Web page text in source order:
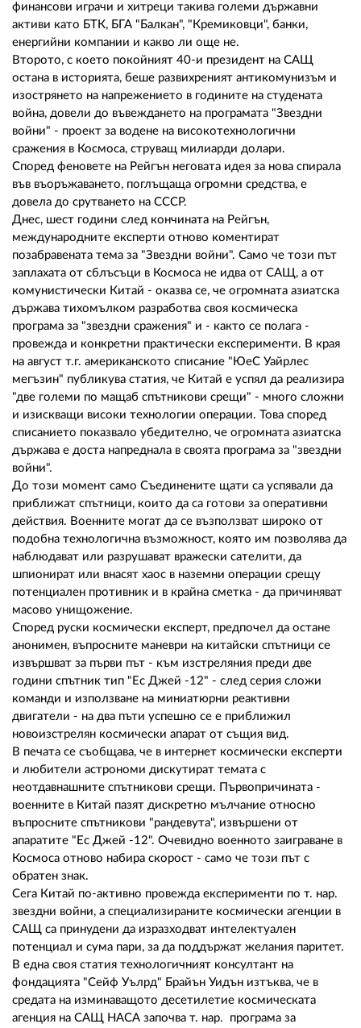
финансови играчи и хитреци такива големи държавни
активи като БТК, БГА "Балкан", "Кремиковци", банки,
енергийни компании и какво ли още не.
Второто, с което покойният 40-и президент на САЩ
остана в историята, беше развихреният антикомунизъм и
изострянето на напрежението в годините на студената
война, довели до въвеждането на програмата "Звездни
войни" - проект за водене на високотехнологични
сражения в Космоса, струващ милиарди долари.
Според феновете на Рейгън неговата идея за нова спирала
във въоръжаването, поглъщаща огромни средства, е
довела до срутването на СССР.
Днес, шест години след кончината на Рейгън,
международните експерти отново коментират
позабравената тема за "Звездни войни". Само че този път
заплахата от сблъсъци в Космоса не идва от САЩ, а от
комунистически Китай - оказва се, че огромната азиатска
държава тихомълком разработва своя космическа
програма за "звездни сражения" и - както се полага -
провежда и конкретни практически експерименти. В края
на август т.г. американското списание "ЮеС Уайрлес
мегъзин" публикува статия, че Китай е успял да реализира
"две големи по мащаб спътникови срещи" - много сложни
и изискващи високи технологии операции. Това според
списанието показвало убедително, че огромната азиатска
държава е доста напреднала в своята програма за "звездни
войни".
До този момент само Съединените щати са успявали да
приближат спътници, които да са готови за оперативни
действия. Военните могат да се възползват широко от
подобна технологична възможност, която им позволява да
наблюдават или разрушават вражески сателити, да
шпионират или внасят хаос в наземни операции срещу
потенциален противник и в крайна сметка - да причиняват
масово унищожение.
Според руски космически експерт, предпочел да остане
анонимен, въпросните маневри на китайски спътници се
извършват за първи път - към изстреляния преди две
години спътник тип "Ес Джей -12" - след серия сложи
команди и използване на миниатюрни реактивни
двигатели - на два пъти успешно се е приближил
новоизстрелян космически апарат от същия вид.
В печата се съобщава, че в интернет космически експерти
и любители астрономи дискутират темата с
неотдавнашните спътникови срещи. Първопричината -
военните в Китай пазят дискретно мълчание относно
въпросните спътникови "рандевута", извършени от
апаратите "Ес Джей -12". Очевидно военното заиграване в
Космоса отново набира скорост - само че този път с
обратен знак.
Сега Китай по-активно провежда експерименти по т. нар.
звездни войни, а специализираните космически агенции в
САЩ са принудени да изразходват интелектуален
потенциал и сума пари, за да поддържат желания паритет.
В една своя статия технологичният консултант на
фондацията "Сейф Уълрд" Брайън Уидън изтъква, че в
средата на изминаващото десетилетие космическата
агенция на САЩ НАСА започва т. нар. програма за